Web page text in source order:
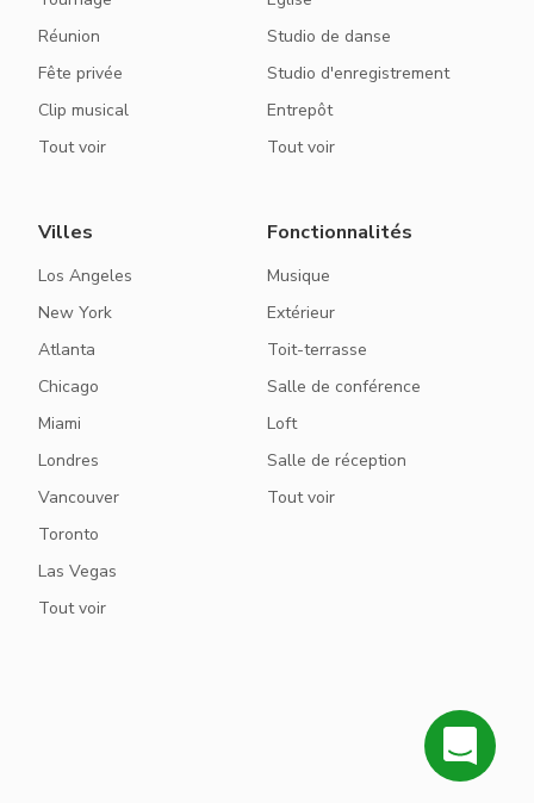
Réunion
Fête privée
Clip musical
Tout voir
Studio de danse
Studio d'enregistrement
Entrepôt
Tout voir
Villes
Los Angeles
New York
Atlanta
Chicago
Miami
Londres
Vancouver
Toronto
Las Vegas
Tout voir
Fonctionnalités
Musique
Extérieur
Toit-terrasse
Salle de conférence
Loft
Salle de réception
Tout voir